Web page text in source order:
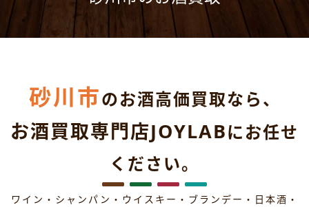
砂川市のお酒高価買取なら、
お酒買取専門店JOYLABにお任せ
ください。
ワイン・シャンパン・ウイスキー・ブランデー・日本酒・